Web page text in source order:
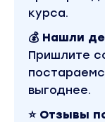
курса.
💰 Нашли
Пришлите
выгоднее.
⭐ Отзывы